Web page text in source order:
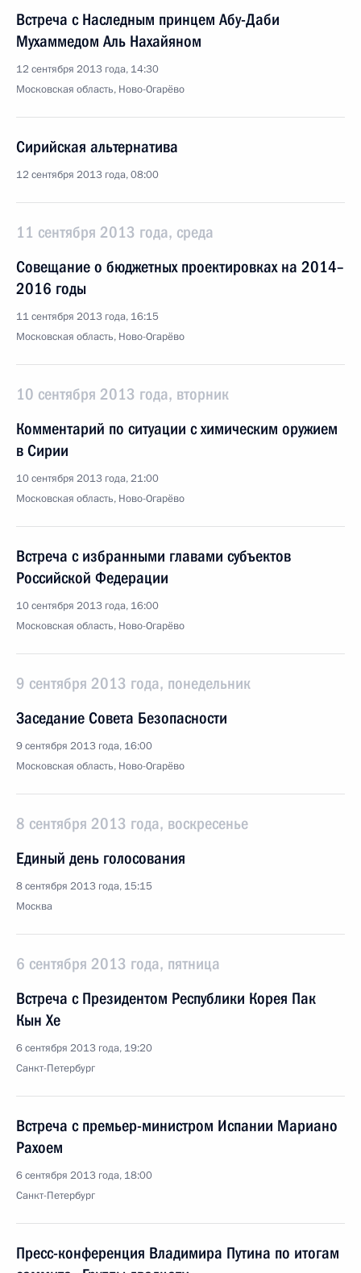
Встреча с Наследным принцем Абу-Даби
Мухаммедом Аль Нахайяном
12 сентября 2013 года, 14:30
Московская область, Ново-Огарёво
Сирийская альтернатива
12 сентября 2013 года, 08:00
11 сентября 2013 года, среда
Совещание о бюджетных проектировках на 2014–
2016 годы
11 сентября 2013 года, 16:15
Московская область, Ново-Огарёво
10 сентября 2013 года, вторник
Комментарий по ситуации с химическим оружием
в Сирии
10 сентября 2013 года, 21:00
Московская область, Ново-Огарёво
Встреча с избранными главами субъектов
Российской Федерации
10 сентября 2013 года, 16:00
Московская область, Ново-Огарёво
9 сентября 2013 года, понедельник
Заседание Совета Безопасности
9 сентября 2013 года, 16:00
Московская область, Ново-Огарёво
8 сентября 2013 года, воскресенье
Единый день голосования
8 сентября 2013 года, 15:15
Москва
6 сентября 2013 года, пятница
Встреча с Президентом Республики Корея Пак
Кын Хе
6 сентября 2013 года, 19:20
Санкт-Петербург
Встреча с премьер-министром Испании Мариано
Рахоем
6 сентября 2013 года, 18:00
Санкт-Петербург
Пресс-конференция Владимира Путина по итогам